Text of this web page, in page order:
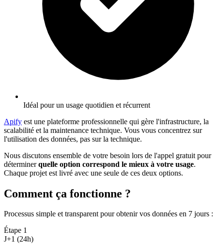
Idéal pour un usage quotidien et récurrent
Apify est une plateforme professionnelle qui gère l'infrastructure, la
scalabilité et la maintenance technique. Vous vous concentrez sur
l'utilisation des données, pas sur la technique.
Nous discutons ensemble de votre besoin lors de l'appel gratuit pour
déterminerquelle option correspond le mieux à votre usage.
Chaque projet est livré avec une seule de ces deux options.
Comment ça fonctionne ?
Processus simple et transparent pour obtenir vos données en 7 jours :
Étape 1
J+1 (24h)